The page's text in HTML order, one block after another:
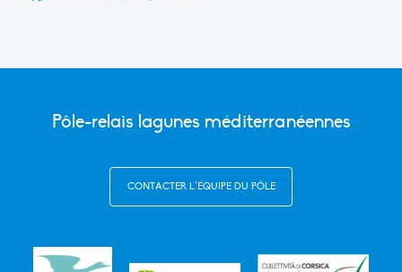
Pôle-relais lagunes méditerranéennes
CONTACTER L’ÉQUIPE DU PÔLE